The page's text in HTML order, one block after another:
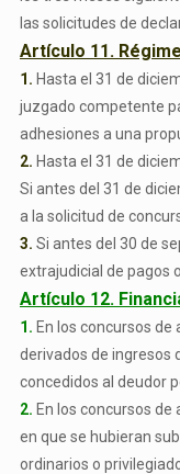
las solicitudes de
Artículo 11.
1. Hasta el 31 de
juzgado competente
adhesiones a una
2. Hasta el 31 de
Si antes del 31 de
a la solicitud de
3. Si antes del 30 de
extrajudicial de pagos
Artículo 12.
1. En los concursos
derivados de ingresos
concedidos al deudor
2. En los concursos
en que se hubieran
ordinarios o